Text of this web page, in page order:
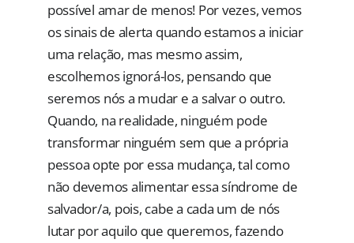
possível amar de menos! Por vezes, vemos
os sinais de alerta quando estamos a iniciar
uma relação, mas mesmo assim,
escolhemos ignorá-los, pensando que
seremos nós a mudar e a salvar o outro.
Quando, na realidade, ninguém pode
transformar ninguém sem que a própria
pessoa opte por essa mudança, tal como
não devemos alimentar essa síndrome de
salvador/a, pois, cabe a cada um de nós
lutar por aquilo que queremos, fazendo